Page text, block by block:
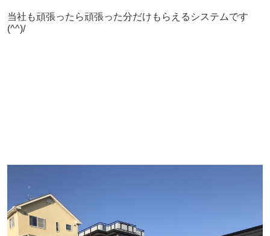
当社も頑張ったら頑張った分だけもらえるシステムです
(^^)/